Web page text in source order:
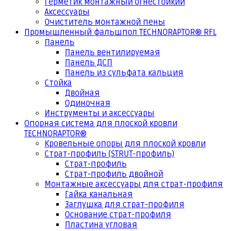
Герметик монтажный огнестойкий
Аксессуары
Очиститель монтажной пены
Промышленный фальшпол TECHNORAPTOR® RFL
Панель
Панель вентилируемая
Панель ДСП
Панель из сульфата кальция
Стойка
Двойная
Одиночная
Инструменты и аксессуары
Опорная система для плоской кровли
TECHNORAPTOR®
Кровельные опоры для плоской кровли
Страт-профиль (STRUT-профиль)
Страт-профиль
Страт-профиль двойной
Монтажные аксессуары для страт-профиля
Гайка канальная
Заглушка для страт-профиля
Основание страт-профиля
Пластина угловая